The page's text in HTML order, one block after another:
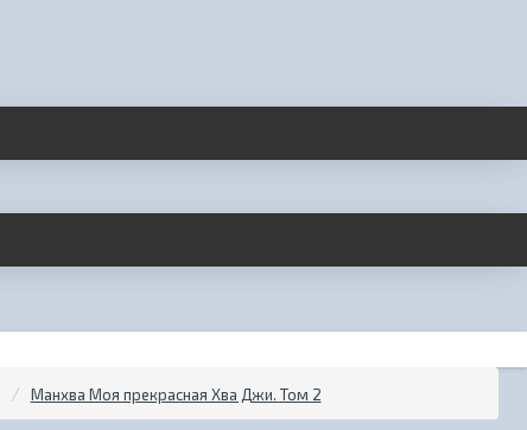
Манхва Моя прекрасная Хва Джи. Том 2